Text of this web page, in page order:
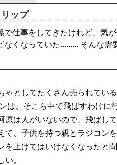
ップ
で仕事をしてきたけれど、気
なくなっていた......... そんな
ゃとしてたくさん売られている
は、そこら中で飛ばすわけに
原は人がいないので、飛ばして
て、子供を持つ親とラジコン
上げてはいけなくなったと聞
い。